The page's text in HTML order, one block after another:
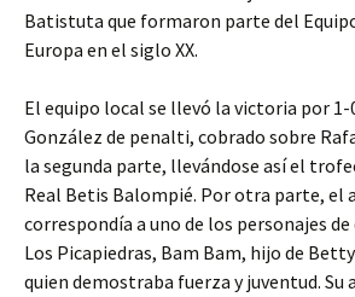
Batistuta que formaron parte del
Europa en el siglo XX.
El equipo local se llevó la victoria por 1-
González de penalti, cobrado sobre
la segunda parte, llevándose así el
Real Betis Balompié. Por otra parte, el
correspondía a uno de los personajes
Los Picapiedras, Bam Bam, hijo de
quien demostraba fuerza y juventud. Su